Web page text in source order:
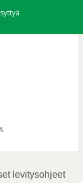
levitysohjeet